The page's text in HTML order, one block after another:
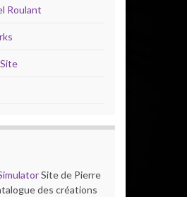
Roulant
Site de Pierre
des créations